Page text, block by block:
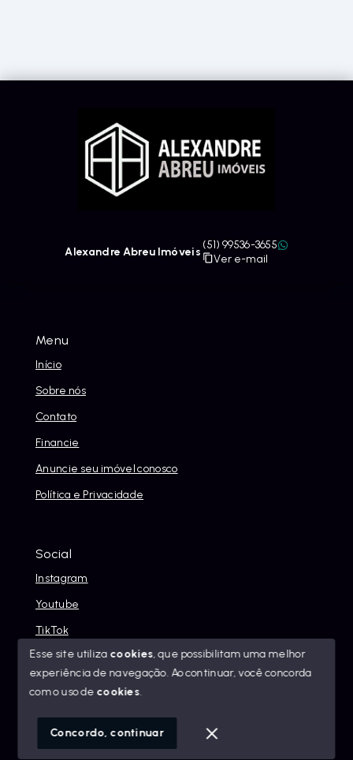
Menu
Início
Sobre nós
Contato
Financie
Anuncie seu imóvel conosco
Política e Privacidade
Social
Instagram
Youtube
TikTok
© Copyright 2026 - Alexandre Abreu Imóveis - Todos os
SITE PARA IMOBILIARIA
Alexandre Abreu Imóveis
(51) 99536-3655
Ver e-mail
Esse site utiliza cookies, que possibilitam uma melhor
experiência de navegação.Ao continuar, você concorda
com o uso de cookies.
Concordo, continuar